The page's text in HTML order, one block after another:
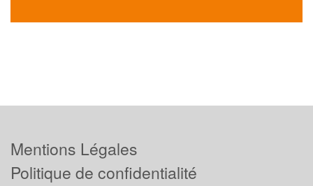
Mentions Légales
Politique de confidentialité